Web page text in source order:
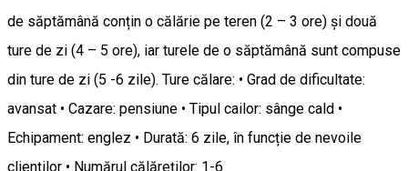
de săptămână conțin o călărie pe teren (2 – 3 ore) și două
ture de zi (4 – 5 ore), iar turele de o săptămână sunt compuse
din ture de zi (5 -6 zile). Ture călare: • Grad de dificultate:
avansat • Cazare: pensiune • Tipul cailor: sânge cald •
Echipament: englez • Durată: 6 zile, în funcție de nevoile
clienților • Numărul călăreților: 1-6